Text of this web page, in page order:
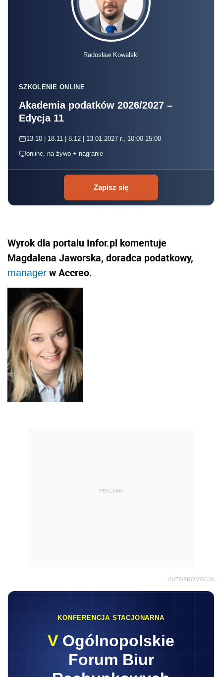
13.10 | 18.11 | 8.12 | 13.01.2027 r., 10:00-15:00
online, na żywo + nagranie
Zapisz się
Wyrok dla portalu Infor.pl komentuje
Magdalena Jaworska, doradca podatkowy,
manager w Accreo.
Praktyczna wiedza • Najlepsi Eksperci • Stoły
Zapisz się